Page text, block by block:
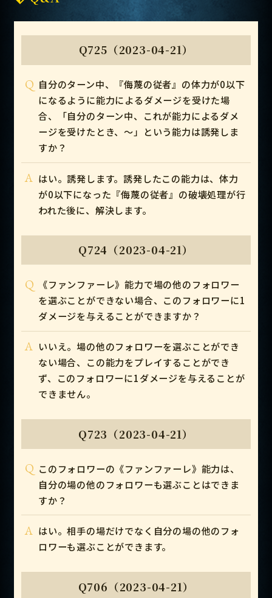
Q725（2023-04-21）
Q 自分のターン中、『侮蔑の従者』の体力が0以下
になるように能力によるダメージを受けた場
合、「自分のターン中、これが能力によるダメ
ージを受けたとき、～」という能力は誘発しま
すか？
A はい。誘発します。誘発したこの能力は、体力
が0以下になった『侮蔑の従者』の破壊処理が行
われた後に、解決します。
Q724（2023-04-21）
Q
《ファンファーレ》能力で場の他のフォロワー
を選ぶことができない場合、このフォロワーに1
ダメージを与えることができますか？
A いいえ。場の他のフォロワーを選ぶことができ
ない場合、この能力をプレイすることができ
ず、このフォロワーに1ダメージを与えることが
できません。
Q723（2023-04-21）
Q このフォロワーの《ファンファーレ》能力は、
自分の場の他のフォロワーも選ぶことはできま
すか？
A はい。相手の場だけでなく自分の場の他のフォ
ロワーも選ぶことができます。
Q706（2023-04-21）